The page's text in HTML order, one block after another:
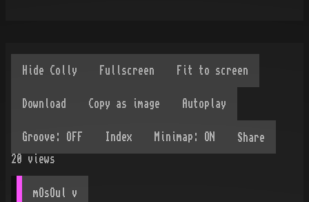
Share
20
views
mOsOul v